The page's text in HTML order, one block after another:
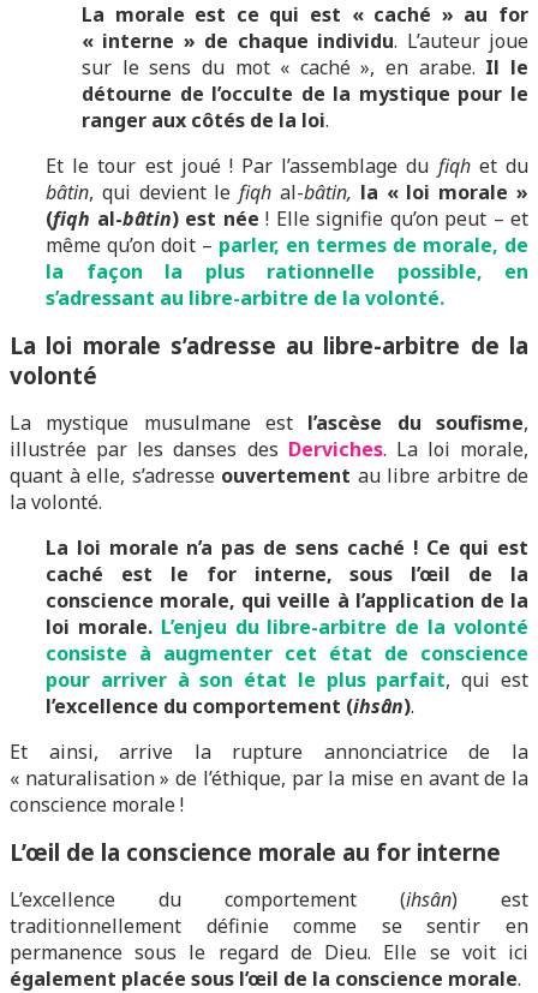
La morale est ce qui est « caché » au for
« interne » de chaque individu. L’auteur joue
sur le sens du mot « caché », en arabe. Il le
détourne de l’occulte de la mystique pour le
ranger aux côtés de la loi.
Et le tour est joué ! Par l’assemblage du fiqhet du
bâtin, qui devient lefiqh al-bâtin, la « loi morale »
(fiqh al-bâtin) est née ! Elle signifie qu’on peut – et
même qu’on doit – parler, en termes de morale, de
la façon la plus rationnelle possible, en
s’adressant au libre-arbitre de la volonté.
La loi morale s’adresse au libre-arbitre de la
volonté
La mystique musulmane est l’ascèse du soufisme,
illustrée par les danses des Derviches. La loi morale,
quant à elle, s’adresse ouvertement au libre arbitre de
la volonté.
La loi morale n’a pas de sens caché ! Ce qui est
caché est le for interne, sous l’œil de la
conscience morale, qui veille à l’application de la
loi morale. L’enjeu du libre-arbitre de la volonté
consiste à augmenter cet état de conscience
pour arriver à son état le plus parfait, qui est
l’excellence du comportement (ihsân).
Et ainsi, arrive la rupture annonciatrice de la
« naturalisation » de l’éthique, par la mise en avant de la
conscience morale !
L’œil de la conscience morale au for interne
L’excellence du comportement (ihsân) est
traditionnellement définie comme se sentir en
permanence sous le regard de Dieu. Elle se voit ici
également placée sous l’œil de la conscience morale.